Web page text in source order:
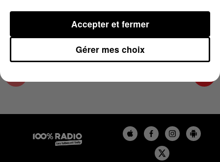
Podcast infos du Comminges
Gérer mes choix
Accepter et fermer